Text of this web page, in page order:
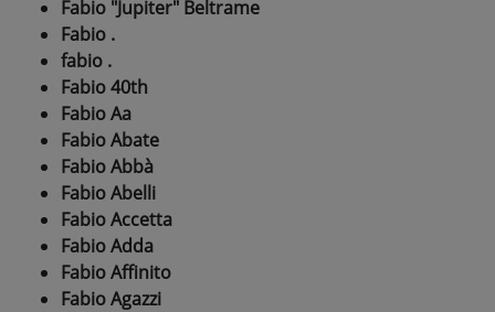
Fabio "Jupiter" Beltrame
Fabio .
fabio .
Fabio 40th
Fabio Aa
Fabio Abate
Fabio Abbà
Fabio Abelli
Fabio Accetta
Fabio Adda
Fabio Affinito
Fabio Agazzi